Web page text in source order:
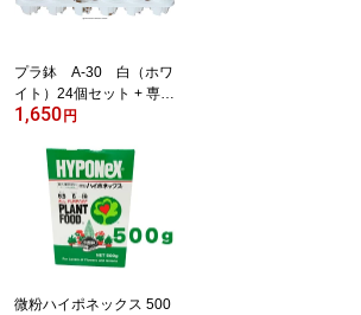
グ鉢植え ガーデニング植
プラ鉢 A-30 白（ホワ
イト）24個セット + 専用
トレーPMT-24 白（ホワ
ト 多肉植物 鉢 エケベリ
1,650円
微粉ハイポネックス 500